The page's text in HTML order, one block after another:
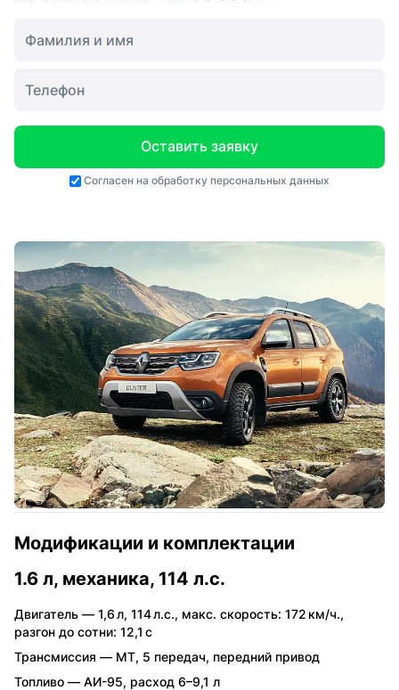
Оставить заявку
Согласен на обработку персональных данных
Модификации и комплектации
1.6 л, механика, 114 л.с.
Двигатель — 1,6 л, 114 л.с., макс. скорость: 172 км/ч.,
разгон до сотни: 12,1 с
Трансмиссия — MT, 5 передач, передний привод
Топливо — АИ-95, расход 6–9,1 л